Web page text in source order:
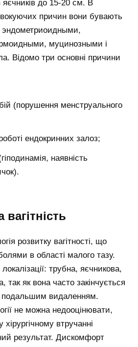
яєчників до 15-20 см. В
причин вони бувають
муцинозными і
Відомо три основні причини
(порушення менструального
ендокринних залоз;
наявність
розвитку вагітності, що
в області малого тазу.
трубна, яєчникова,
так як вона часто закінчується
подальшим видаленням.
не можна недооцінювати,
втручанні
результат. Дискомфорт